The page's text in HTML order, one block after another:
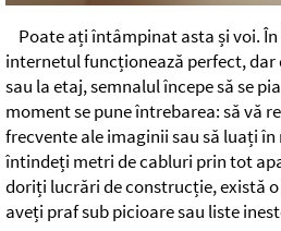
Poate ați întâmpinat asta și voi.
internetul funcționează perfect,
sau la etaj, semnalul începe să se
moment se pune întrebarea: să vă
frecvente ale imaginii sau să luați
întindeți metri de cabluri prin tot
doriți lucrări de construcție, există o
aveți praf sub picioare sau liste